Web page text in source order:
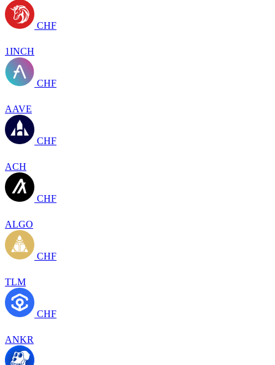
CHF
1INCH
CHF
AAVE
CHF
ACH
CHF
ALGO
CHF
TLM
CHF
ANKR